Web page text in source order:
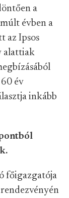
a
évben a
az Ipsos
alattiak
év
inkább
főigazgatója